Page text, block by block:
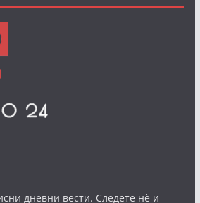
дневни вести. Следете нè и